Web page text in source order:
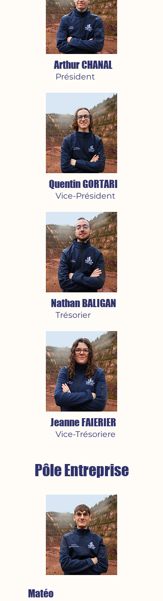
Arthur CHANAL
Président
Quentin GORTARI
Vice-Président
Nathan BALIGAN
Trésorier
Jeanne FAIERIER
Vice-Trésoriere
Pôle Entreprise
Matéo